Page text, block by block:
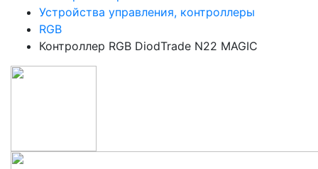
Устройства управления, контроллеры
RGB
Контроллер RGB DiodTrade N22 MAGIC